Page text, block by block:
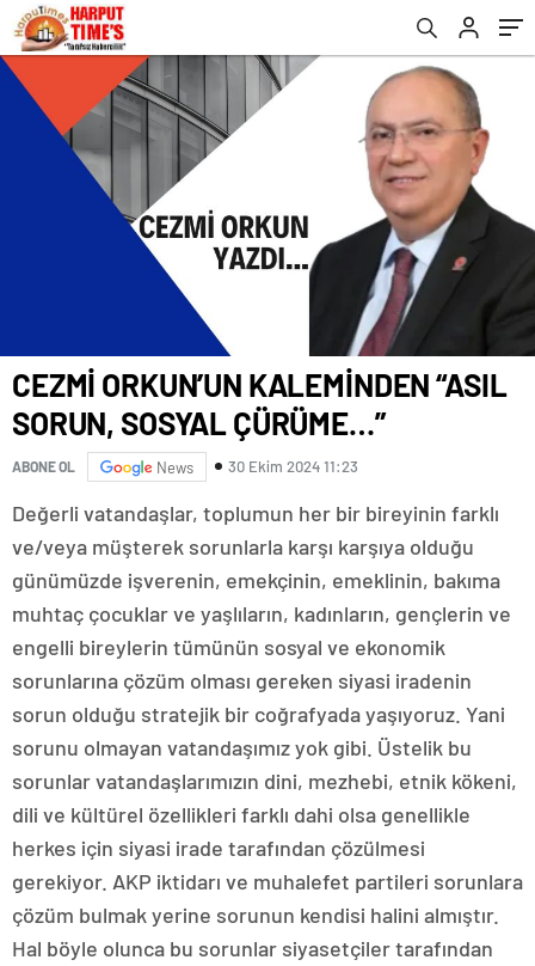
CEZMİ ORKUN’UN KALEMİNDEN “ASIL
SORUN, SOSYAL ÇÜRÜME…”
ABONE OL News 30 Ekim 2024 11:23
Değerli vatandaşlar, toplumun her bir bireyinin farklı
ve/veya müşterek sorunlarla karşı karşıya olduğu
günümüzde işverenin, emekçinin, emeklinin, bakıma
muhtaç çocuklar ve yaşlıların, kadınların, gençlerin ve
engelli bireylerin tümünün sosyal ve ekonomik
sorunlarına çözüm olması gereken siyasi iradenin
sorun olduğu stratejik bir coğrafyada yaşıyoruz. Yani
sorunu olmayan vatandaşımız yok gibi. Üstelik bu
sorunlar vatandaşlarımızın dini, mezhebi, etnik kökeni,
dili ve kültürel özellikleri farklı dahi olsa genellikle
herkes için siyasi irade tarafından çözülmesi
gerekiyor. AKP iktidarı ve muhalefet partileri sorunlara
çözüm bulmak yerine sorunun kendisi halini almıştır.
Hal böyle olunca bu sorunlar siyasetçiler tarafından